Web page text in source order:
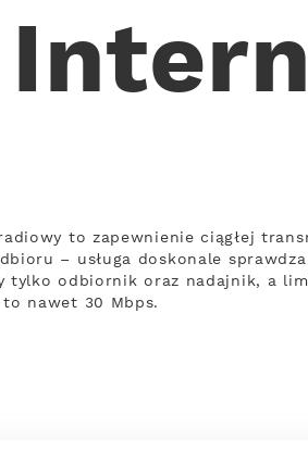
to zapewnienie ciągłej
– usługa doskonale
tylko odbiornik oraz nadajnik, a
nawet 30 Mbps.